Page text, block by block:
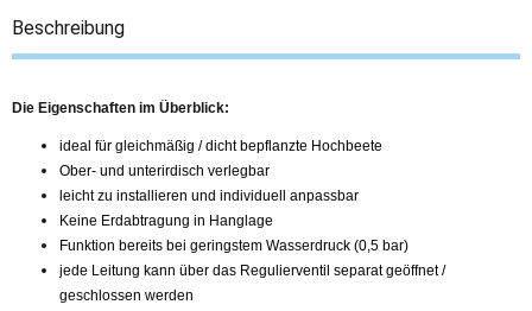
Beschreibung
Die Eigenschaften im Überblick:
ideal für gleichmäßig / dicht bepflanzte Hochbeete
Ober- und unterirdisch verlegbar
leicht zu installieren und individuell anpassbar
Keine Erdabtragung in Hanglage
Funktion bereits bei geringstem Wasserdruck (0,5 bar)
jede Leitung kann über das Regulierventil separat geöffnet /
geschlossen werden